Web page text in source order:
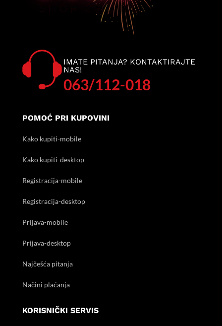
IMATE PITANJA? KONTAKTIRAJTE
NAS!
063/112-018
POMOĆ PRI KUPOVINI
Kako kupiti-mobile
Kako kupiti-desktop
Registracija-mobile
Registracija-desktop
Prijava-mobile
Prijava-desktop
Najčešća pitanja
Načini plaćanja
KORISNIČKI SERVIS